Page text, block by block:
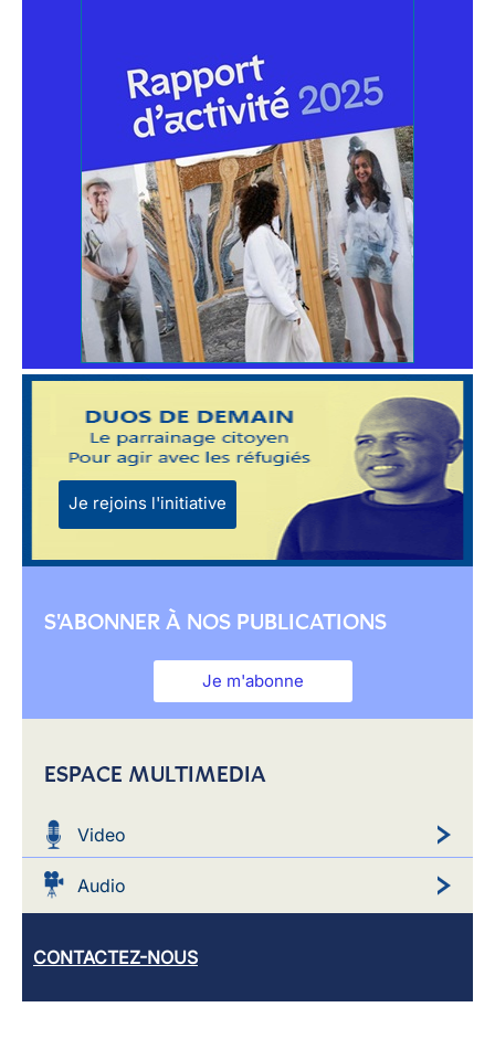
Je rejoins l'initiative
S'ABONNER À NOS PUBLICATIONS
Je m'abonne
ESPACE MULTIMEDIA
Video
Audio
CONTACTEZ-NOUS